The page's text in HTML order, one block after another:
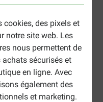
cookies, des pixels et
notre site web. Les
nous permettent de
sécurisés et
en ligne. Avec
également des
et marketing.
pelage longrend le
et contribue à